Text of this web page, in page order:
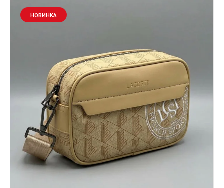
НОВИНКА